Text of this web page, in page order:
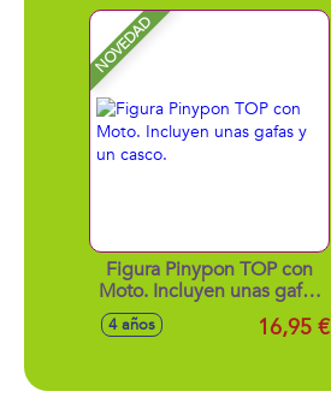
disparador y 3 proyectiles
NOVEDAD
Figura Pinypon TOP con
Moto. Incluyen unas gafas
4 años 16,95 €